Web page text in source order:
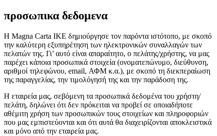
προσωπικα δεδομενα
Η Magna Carta IKE δημιούργησε τον παρόντα ιστότοπο, με σκοπό
την καλύτερη εξυπηρέτηση των ηλεκτρονικών συναλλαγών των
πελατών της. Γι’ αυτό είναι απαραίτητο, o πελάτης/χρήστης, να μας
παρέχει κάποια προσωπικά στοιχεία (ονοματεπώνυμο, διεύθυνση,
αριθμοί τηλεφώνου, email, ΑΦΜ κ.α.), με σκοπό τη διεκπεραίωση
της παραγγελίας, την τιμολόγησή της και την παράδοση της.
Η εταιρεία μας, σεβόμενη τα προσωπικά δεδομένα του χρήστη/
πελάτη, δηλώνει ότι δεν πρόκειται να προβεί σε οποιαδήποτε
αθέμιτη χρήση των προσωπικών τους στοιχείων και πληροφοριών
που μας εμπιστεύονται και ότι αυτά θα διαχειρίζονται αποκλειστικά
και μόνο από την εταιρεία μας.